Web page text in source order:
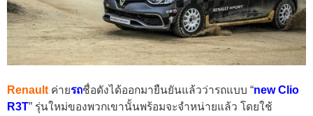
Renault ค่ายรถชื่อดังได้ออกมายืนยันแล้วว่ารถแบบ “new Clio
R3T” รุ่นใหม่ของพวกเขานั้นพร้อมจะจำหน่ายแล้ว โดยใช้